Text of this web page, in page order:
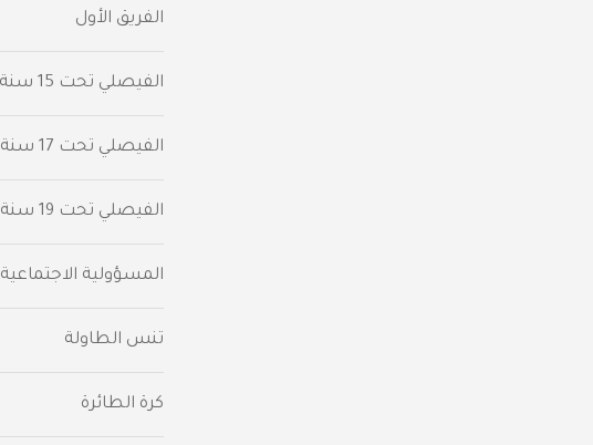
الفريق الأول
الفيصلي‬⁩ تحت 15 سنة
‫الفيصلي‬⁩ تحت 17 سنة
الفيصلي‬⁩ تحت 19 سنة
المسؤولية الاجتماعية
تنس الطاولة
كرة الطائرة